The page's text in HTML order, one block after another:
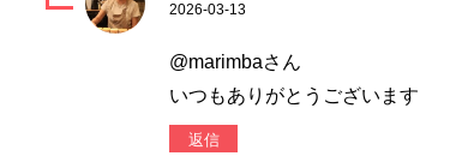
2026-03-13
@marimbaさん
いつもありがとうございます
返信